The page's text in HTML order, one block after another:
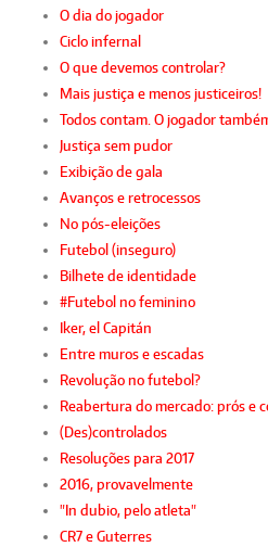
O dia do jogador
Ciclo infernal
O que devemos controlar?
Mais justiça e menos justiceiros!
Todos contam. O jogador
Justiça sem pudor
Exibição de gala
Avanços e retrocessos
No pós-eleições
Futebol (inseguro)
Bilhete de identidade
#Futebol no feminino
Iker, el Capitán
Entre muros e escadas
Revolução no futebol?
Reabertura do mercado: prós e
(Des)controlados
Resoluções para 2017
2016, provavelmente
"In dubio, pelo atleta"
CR7 e Guterres